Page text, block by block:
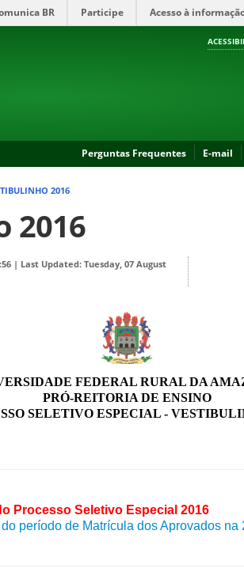
BR Participe Acesso à
Perguntas Frequentes E-mail
2016
2016
| Last Updated: Tuesday, 07 August
FEDERAL RURAL DA
PRÓ-REITORIA DE ENSINO
SELETIVO ESPECIAL -
Processo Seletivo Especial 2016
período de Matrícula dos Aprovados na